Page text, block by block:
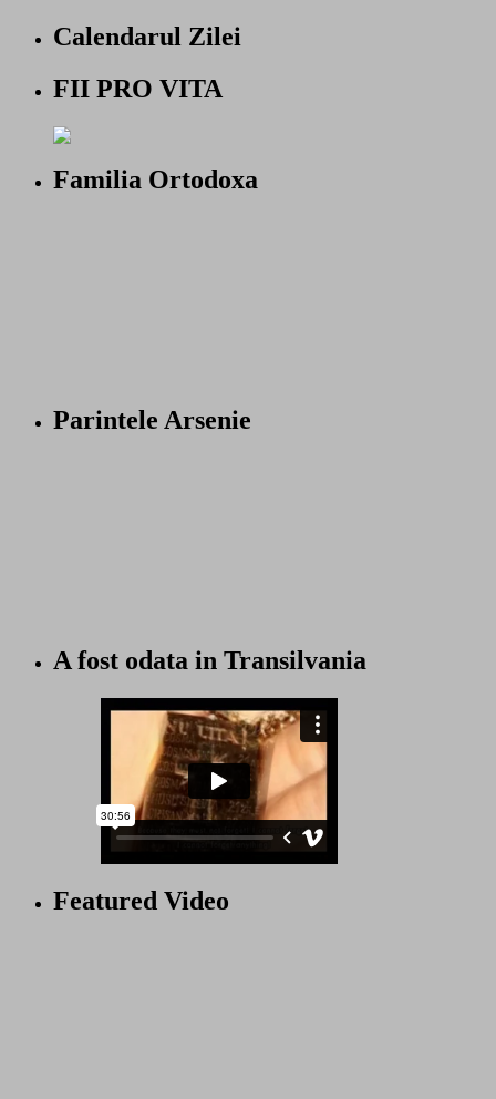
Calendarul Zilei
FII PRO VITA
Familia Ortodoxa
Parintele Arsenie
A fost odata in Transilvania
Featured Video